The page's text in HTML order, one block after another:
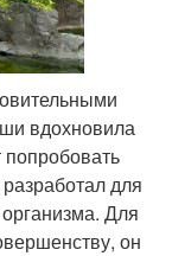
вдохновила
попробовать
для
Для
он